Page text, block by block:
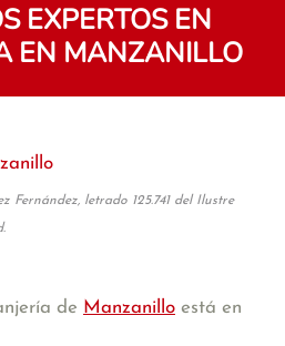
EXPERTOS EN
EN MANZANILLO
Fernández, letrado 125.741 del Ilustre
de Manzanillo está en